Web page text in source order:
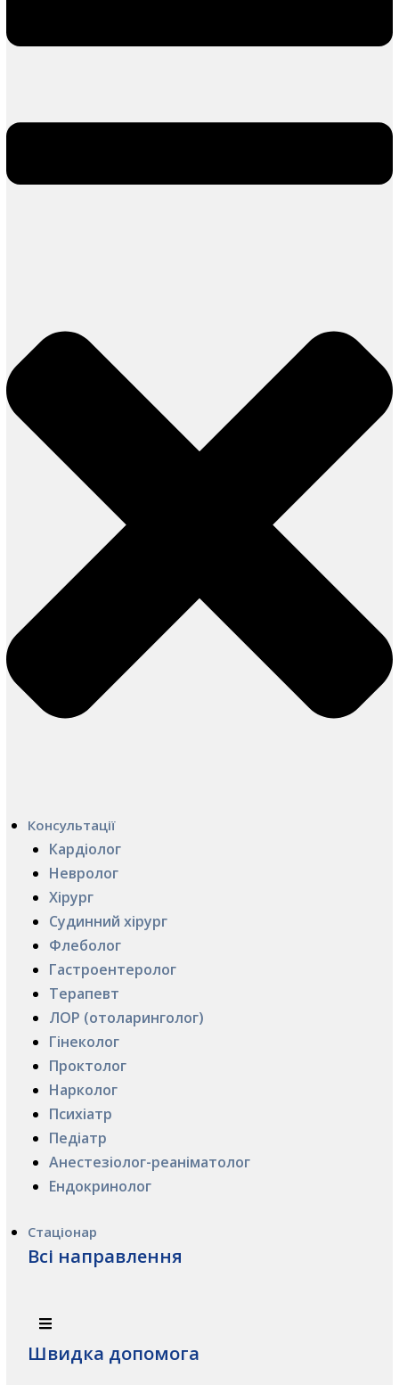
Консультації
Кардіолог
Невролог
Хірург
Судинний хірург
Флеболог
Гастроентеролог
Терапевт
ЛОР (отоларинголог)
Гінеколог
Проктолог
Нарколог
Психіатр
Педіатр
Анестезіолог-реаніматолог
Ендокринолог
Стаціонар
Всі направлення
Швидка допомога